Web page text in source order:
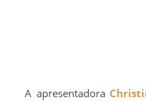
A apresentadora